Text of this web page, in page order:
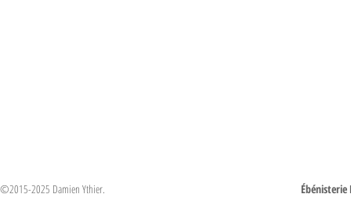
©2015-2025 Damien Ythier. Ébénisterie